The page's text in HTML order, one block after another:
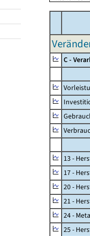
C -
13 -
17 -
20 -
21 -
24 -
25 -